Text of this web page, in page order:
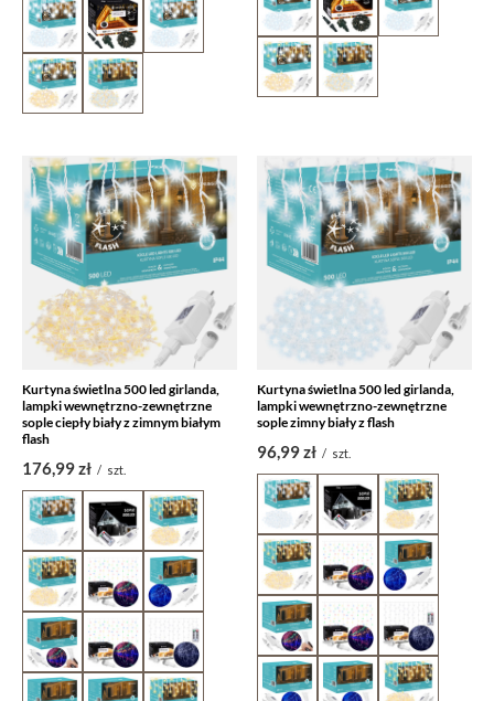
Kurtyna świetlna 500 led girlanda,
lampki wewnętrzno-zewnętrzne
sople ciepły biały z zimnym białym
flash
176,99 zł / szt.
Kurtyna świetlna 500 led girlanda,
lampki wewnętrzno-zewnętrzne
sople zimny biały z flash
96,99 zł / szt.